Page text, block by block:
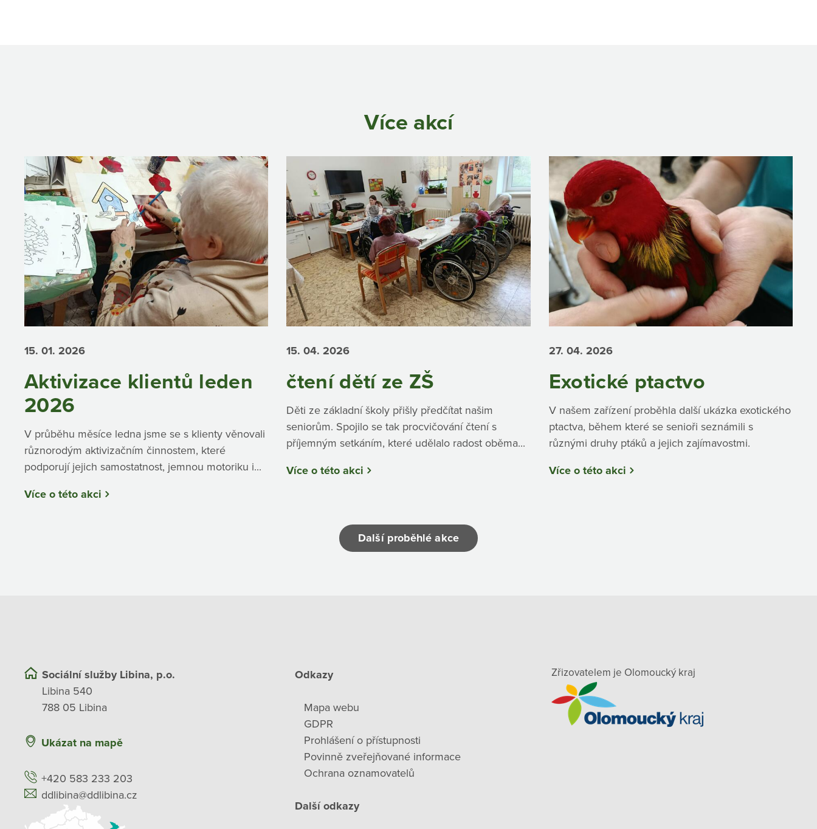
Více akcí
15. 01. 2026
Aktivizace klientů leden
2026
V průběhu měsíce ledna jsme se s klienty věnovali
různorodým aktivizačním činnostem, které
podporují jejich samostatnost, jemnou motoriku i...
Více o této akci
15. 04.2026
čtení dětí ze ZŠ
Děti ze základní školy přišly předčítat našim
seniorům. Spojilo se tak procvičování čtení s
příjemným setkáním, které udělalo radost oběma...
Více o této akci
27. 04. 2026
Exotické ptactvo
V našem zařízení proběhla další ukázka exotického
ptactva, během které se senioři seznámili s
různými druhy ptáků a jejich zajímavostmi.
Více o této akci
Další proběhlé akce
Sociální služby Libina, p.o.
Libina 540
788 05 Libina
Ukázat na mapě
+420 583 233 203
ddlibina@ddlibina.cz
Odkazy
Mapa webu
GDPR
Prohlášení o přístupnosti
Povinně zveřejňované informace
Ochrana oznamovatelů
Další odkazy
Zřizovatelem je Olomoucký kraj